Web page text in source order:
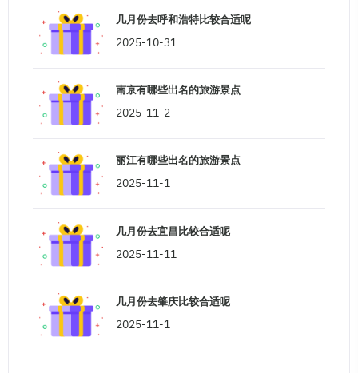
几月份去呼和浩特比较合适呢
2025-10-31
南京有哪些出名的旅游景点
2025-11-2
丽江有哪些出名的旅游景点
2025-11-1
几月份去宜昌比较合适呢
2025-11-11
几月份去肇庆比较合适呢
2025-11-1